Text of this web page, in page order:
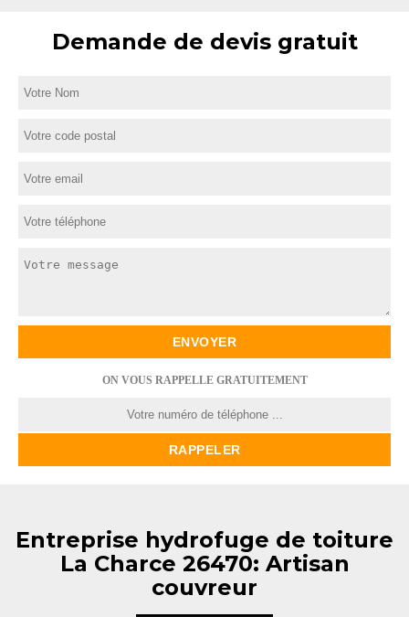
Demande de devis gratuit
ON VOUS RAPPELLE GRATUITEMENT
Entreprise hydrofuge de toiture
La Charce 26470: Artisan
couvreur